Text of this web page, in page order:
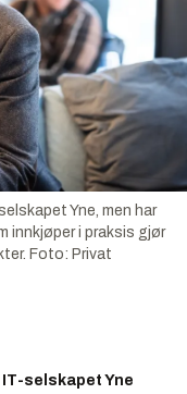
Yne, men har
innkjøper i praksis gjør
Foto: Privat
selskapet Yne